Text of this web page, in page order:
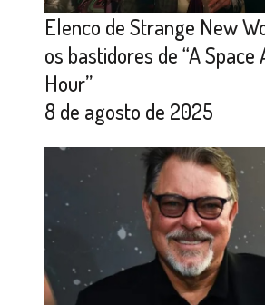
Elenco de Strange New
os bastidores de “A Space
Hour”
8 de agosto de 2025